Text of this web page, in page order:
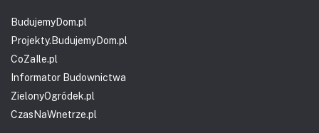
BudujemyDom.pl
Projekty.BudujemyDom.pl
CoZaIle.pl
Informator Budownictwa
ZielonyOgródek.pl
CzasNaWnetrze.pl